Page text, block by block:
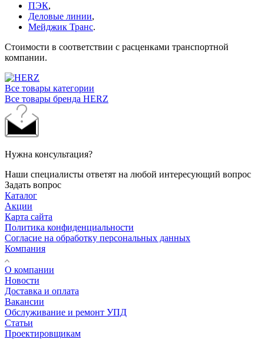
ПЭК,
Деловые линии,
Мейджик Транс.
Стоимости в соответствии с расценками транспортной
компании.
Все товары категории
Все товары бренда HERZ
Нужна консультация?
Наши специалисты ответят на любой интересующий вопрос
Задать вопрос
Каталог
Акции
Карта сайта
Политика конфиденциальности
Согласие на обработку персональных данных
Компания
О компании
Новости
Доставка и оплата
Вакансии
Обслуживание и ремонт УПД
Статьи
Проектировщикам